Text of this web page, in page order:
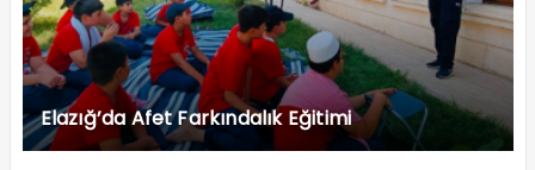
Elazığ’da Afet Farkındalık Eğitimi